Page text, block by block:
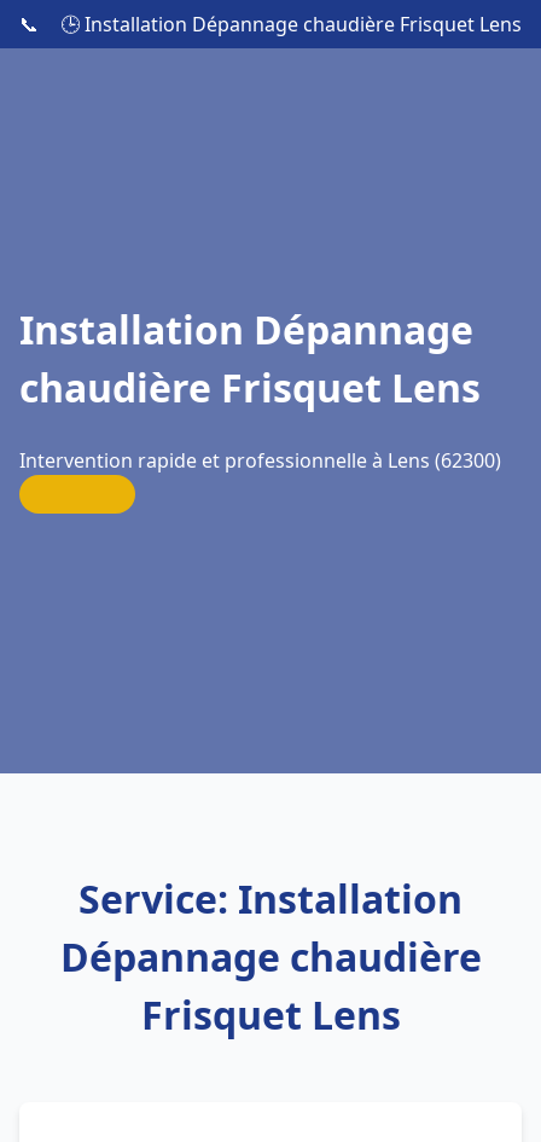
📞 🕒 Installation Dépannage chaudière Frisquet Lens
Installation Dépannage
chaudière Frisquet Lens
Intervention rapide et professionnelle à Lens (62300)
Service: Installation
Dépannage chaudière
Frisquet Lens